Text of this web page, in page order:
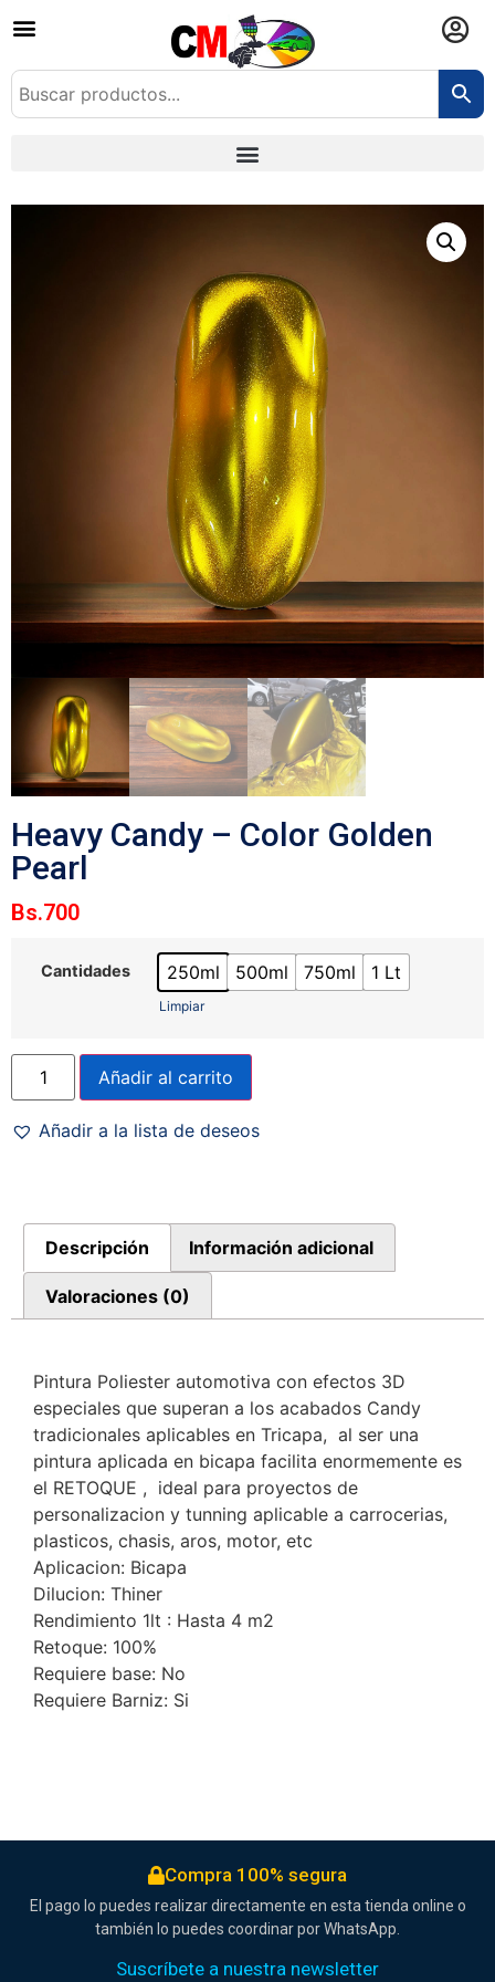
Heavy Candy – Color Golden
Pearl
Bs.700
Cantidades 250ml 500ml 750ml 1 Lt
Limpiar
Añadir al carrito
Añadir a la lista de deseos
Descripción Información adicional
Valoraciones (0)
Pintura Poliester automotiva con efectos 3D
especiales que superan a los acabados Candy
tradicionales aplicables en Tricapa, al ser una
pintura aplicada en bicapa facilita enormemente es
el RETOQUE , ideal para proyectos de
personalizacion y tunning aplicable a carrocerias,
plasticos, chasis, aros, motor, etc
Aplicacion: Bicapa
Dilucion: Thiner
Rendimiento 1lt : Hasta 4 m2
Retoque: 100%
Requiere base: No
Requiere Barniz: Si
Compra 100% segura
El pago lo puedes realizar directamente en esta tienda online o
también lo puedes coordinar por WhatsApp.
Suscríbete a nuestra newsletter